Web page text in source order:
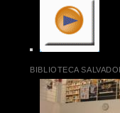
BIBLIOTECA